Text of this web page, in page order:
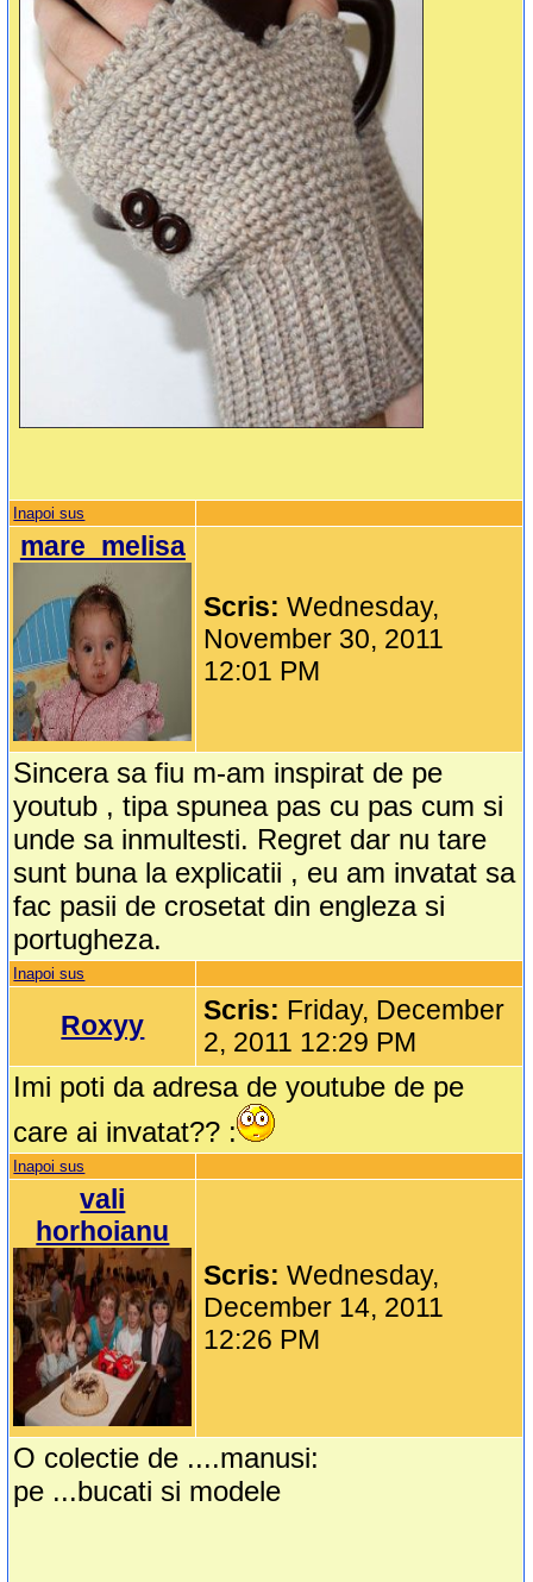
Inapoi sus
mare_melisa
Scris:Wednesday,
November 30, 2011
12:01 PM
Sincera sa fiu m-am inspirat de pe
youtub , tipa spunea pas cu pas cum si
unde sa inmultesti. Regret dar nu tare
sunt buna la explicatii , eu am invatat sa
fac pasii de crosetat din engleza si
portugheza.
Inapoi sus
Roxyy Scris: Friday, December
2, 2011 12:29 PM
Imi poti da adresa de youtube de pe
care ai invatat?? :
Inapoi sus
vali
horhoianu
Scris:Wednesday,
December 14, 2011
12:26 PM
O colectie de ....manusi:
pe ...bucati si modele